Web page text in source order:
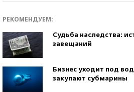
РЕКОМЕНДУЕМ:
Судьба наследства:
завещаний
Бизнес уходит под
закупают субмарины